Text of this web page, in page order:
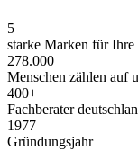
5
starke Marken für
278.000
Menschen zählen auf
400+
Fachberater
1977
Gründungsjahr